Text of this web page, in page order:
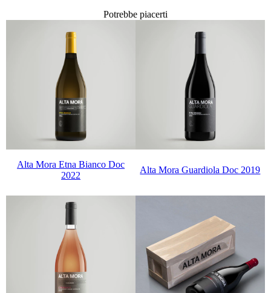
Potrebbe piacerti
Alta Mora Etna Bianco Doc
2022
Alta Mora Guardiola Doc 2019